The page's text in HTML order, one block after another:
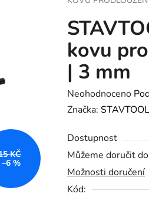
kovu
| 3 mm
Průměrné
hodnocení
je
0,0
z
5
Neohodnoceno
Značka: STAVTOOL
Dostupnost
Můžeme doručit
Možnosti doručení
Kód:
KČ
–6 %